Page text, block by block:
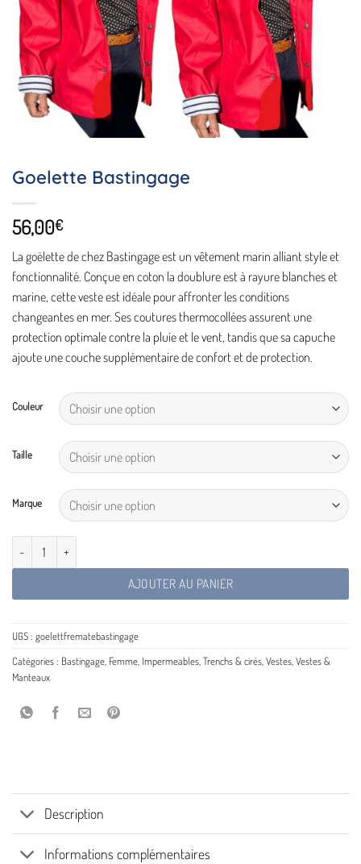
Goelette Bastingage
56,00€
La goëlette de chez Bastingage est un vêtement marin alliant style et
fonctionnalité. Conçue en coton la doublure est à rayure blanches et
marine, cette veste est idéale pour affronter les conditions
changeantes en mer. Ses coutures thermocollées assurent une
protection optimale contre la pluie et le vent, tandis que sa capuche
ajoute une couche supplémentaire de confort et de protection.
Couleur
Taille
Marque
quantité de Goelette Bastingage
AJOUTER AU PANIER
UGS : goelettfrematebastingage
Catégories : Bastingage Femme Impermeables Trenchs & cirés Vestes Vestes &
Manteaux
Description
Informations complémentaires